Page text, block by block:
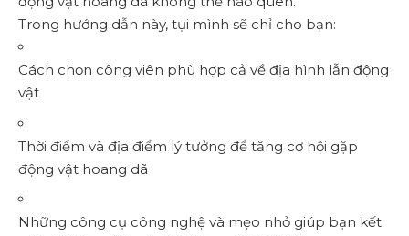
Trong hướng dẫn này, tụi mình sẽ chỉ cho bạn:
Cách chọn công viên phù hợp cả về địa hình lẫn động
vật
Thời điểm và địa điểm lý tưởng để tăng cơ hội gặp
động vật hoang dã
Những công cụ công nghệ và mẹo nhỏ giúp bạn kết